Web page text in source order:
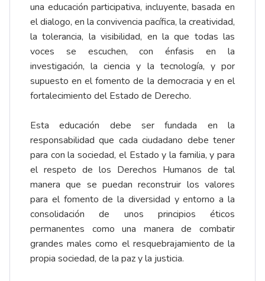
una educación participativa, incluyente, basada en
el dialogo, en la convivencia pacífica, la creatividad,
la tolerancia, la visibilidad, en la que todas las
voces se escuchen, con énfasis en la
investigación, la ciencia y la tecnología, y por
supuesto en el fomento de la democracia y en el
fortalecimiento del Estado de Derecho.
Esta educación debe ser fundada en la
responsabilidad que cada ciudadano debe tener
para con la sociedad, el Estado y la familia, y para
el respeto de los Derechos Humanos de tal
manera que se puedan reconstruir los valores
para el fomento de la diversidad y entorno a la
consolidación de unos principios éticos
permanentes como una manera de combatir
grandes males como el resquebrajamiento de la
propia sociedad, de la paz y la justicia.